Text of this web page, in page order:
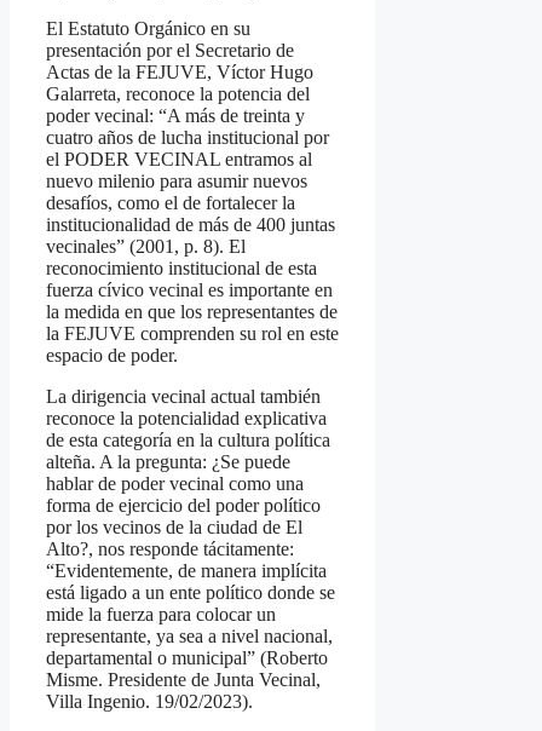
El Estatuto Orgánico en su
presentación por el Secretario de
Actas de la FEJUVE, Víctor Hugo
Galarreta, reconoce la potencia del
poder vecinal: “A más de treinta y
cuatro años de lucha institucional por
el PODER VECINAL entramos al
nuevo milenio para asumir nuevos
desafíos, como el de fortalecer la
institucionalidad de más de 400 juntas
vecinales” (2001, p. 8). El
reconocimiento institucional de esta
fuerza cívico vecinal es importante en
la medida en que los representantes de
la FEJUVE comprenden su rol en este
espacio de poder.
La dirigencia vecinal actual también
reconoce la potencialidad explicativa
de esta categoría en la cultura política
alteña. A la pregunta: ¿Se puede
hablar de poder vecinal como una
forma de ejercicio del poder político
por los vecinos de la ciudad de El
Alto?, nos responde tácitamente:
“Evidentemente, de manera implícita
está ligado a un ente político donde se
mide la fuerza para colocar un
representante, ya sea a nivel nacional,
departamental o municipal” (Roberto
Misme. Presidente de Junta Vecinal,
Villa Ingenio. 19/02/2023).